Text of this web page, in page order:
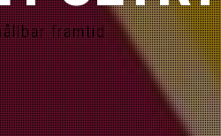
framtid